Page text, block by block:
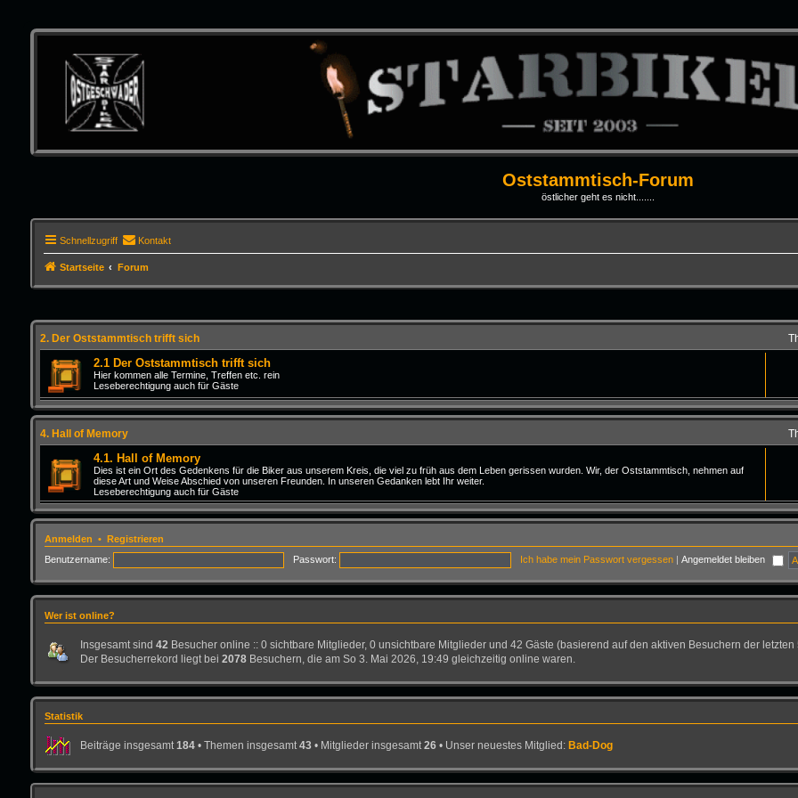
Oststammtisch-Forum
östlicher geht es nicht.......
Schnellzugriff Kontakt
Startseite Forum
2. Der Oststammtisch trifft sich
2.1 Der Oststammtisch trifft sich
Hier kommen alle Termine, Treffen etc. rein
Leseberechtigung auch für Gäste
4. Hall of Memory
4.1. Hall of Memory
Dies ist ein Ort des Gedenkens für die Biker aus unserem Kreis, die viel zu früh aus dem Leben gerissen wurden. Wir, der Oststammtisch, nehmen auf
diese Art und Weise Abschied von unseren Freunden. In unseren Gedanken lebt Ihr weiter.
Leseberechtigung auch für Gäste
Anmelden • Registrieren
Benutzername:
Passwort: Ich habe mein Passwort vergessen | Angemeldet bleiben
Wer ist online?
Insgesamt sind 42 Besucher online :: 0 sichtbare Mitglieder, 0 unsichtbare Mitglieder und 42 Gäste (basierend auf den aktiven Besuchern der letzten
Der Besucherrekord liegt bei 2078Besuchern, die am So 3. Mai 2026, 19:49 gleichzeitig online waren.
Statistik
Beiträge insgesamt184• Themen insgesamt43• Mitglieder insgesamt26• Unser neuestes Mitglied: Bad-Dog